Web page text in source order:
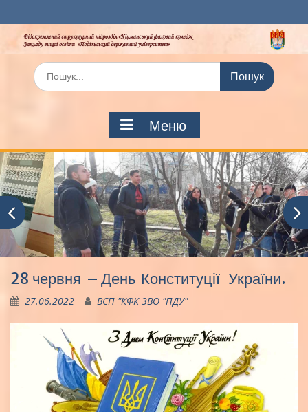
до
вмісту
Шукати:
Меню
28 червня – День Конституції України.
27.06.2022 ВСП "КФК ЗВО "ПДУ"